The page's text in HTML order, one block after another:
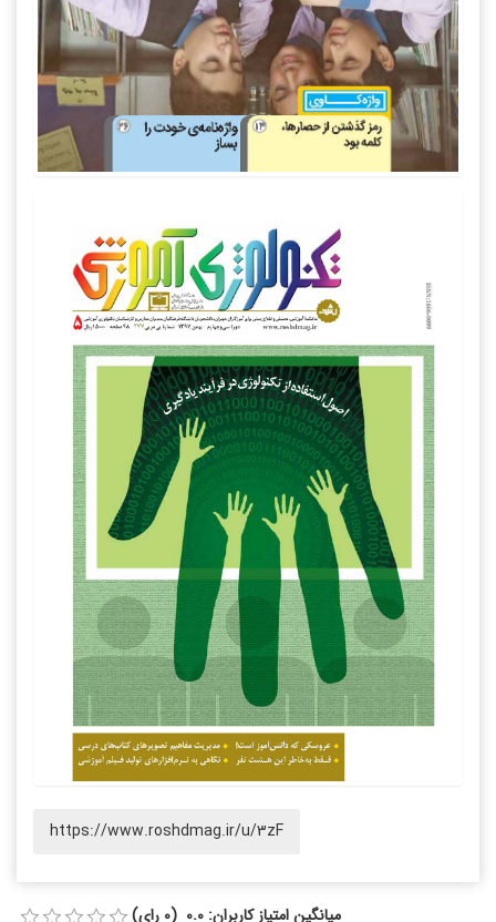
https://www.roshdmag.ir/u/3zF
میانگین امتیاز کاربران: 0.0 (0 رای)